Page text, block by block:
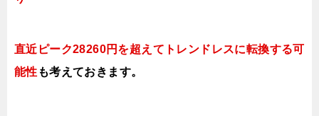
直近ピーク28260円を超えてトレンドレスに転換する可
能性 も考えておきます。